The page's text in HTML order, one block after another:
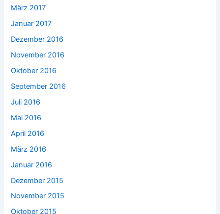
März 2017
Januar 2017
Dezember 2016
November 2016
Oktober 2016
September 2016
Juli 2016
Mai 2016
April 2016
März 2016
Januar 2016
Dezember 2015
November 2015
Oktober 2015